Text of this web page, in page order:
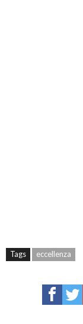
Tags eccellenza